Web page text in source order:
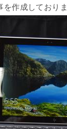
を作成しており